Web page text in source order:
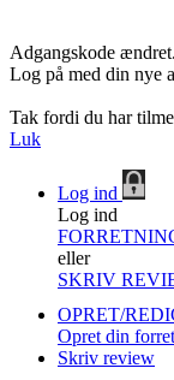
Adgangskode ændret.
Log på med din nye
Tak fordi du har
Luk
Log ind
Log ind
eller
SKRIV
OPRET/
Opret din
Skriv review